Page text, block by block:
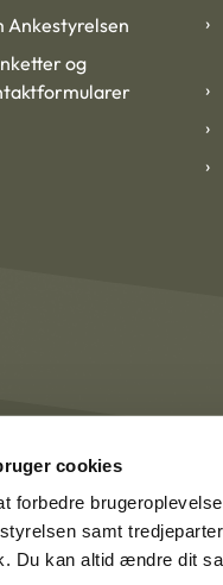
cookies
forbedre
samt
Du kan altid ændre dit
Ankestyrelsen
og